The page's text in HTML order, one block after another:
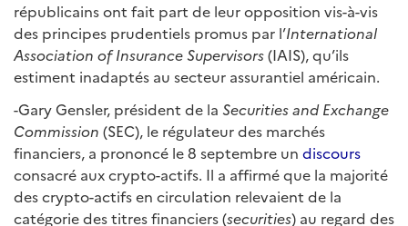
républicains ont fait part de leur opposition vis-à-vis
des principes prudentiels promus par l’International
Association of Insurance Supervisors(IAIS), qu’ils
estiment inadaptés au secteur assurantiel américain.
-Gary Gensler, président de la Securities and Exchange
Commission (SEC), le régulateur des marchés
financiers, a prononcé le 8 septembre un discours
consacré aux crypto-actifs. Il a affirmé que la majorité
des crypto-actifs en circulation relevaient de la
catégorie des titres financiers (securities) au regard des